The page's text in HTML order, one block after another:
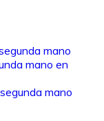
mano
mano en
mano